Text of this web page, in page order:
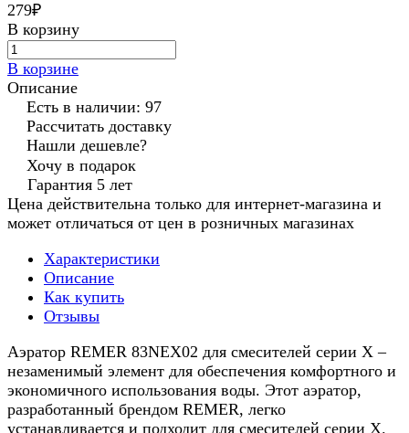
279₽
В корзину
В корзине
Описание
Есть в наличии: 97
Рассчитать доставку
Нашли дешевле?
Хочу в подарок
Гарантия 5 лет
Цена действительна только для интернет-магазина и
может отличаться от цен в розничных магазинах
Характеристики
Описание
Как купить
Отзывы
Аэратор REMER 83NEX02 для смесителей серии X –
незаменимый элемент для обеспечения комфортного и
экономичного использования воды. Этот аэратор,
разработанный брендом REMER, легко
устанавливается и подходит для смесителей серии X.